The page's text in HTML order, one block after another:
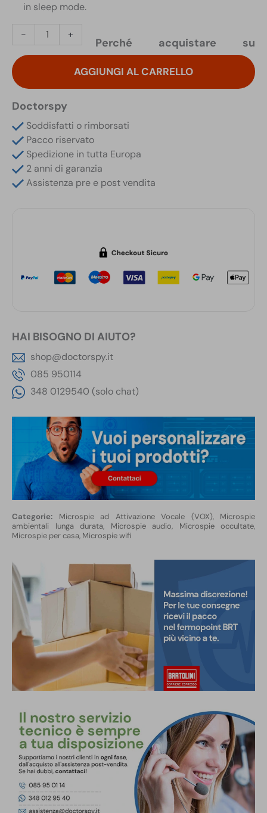
in sleep mode.
-
Microspia
Audio
Occultata
in
Alimentatore
a
Corrente
con
Batteria
Tampone
+
AGGIUNGI AL CARRELLO
Perché acquistare su
Doctorspy
Soddisfatti o rimborsati
Pacco riservato
Spedizione in tutta Europa
2 anni di garanzia
Assistenza pre e post vendita
HAI BISOGNO DI AIUTO?
shop@doctorspy.it
085 950114
348 0129540 (solo chat)
Microspie ad Attivazione Vocale (VOX), Microspie
ambientali lunga durata, Microspie audio, Microspie occultate,
Microspie per casa, Microspie wifi